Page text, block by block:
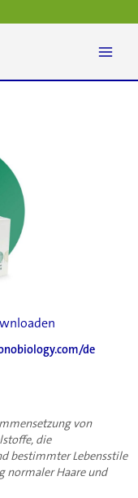
de
von
die
bestimmter Lebensstile
normaler Haare und